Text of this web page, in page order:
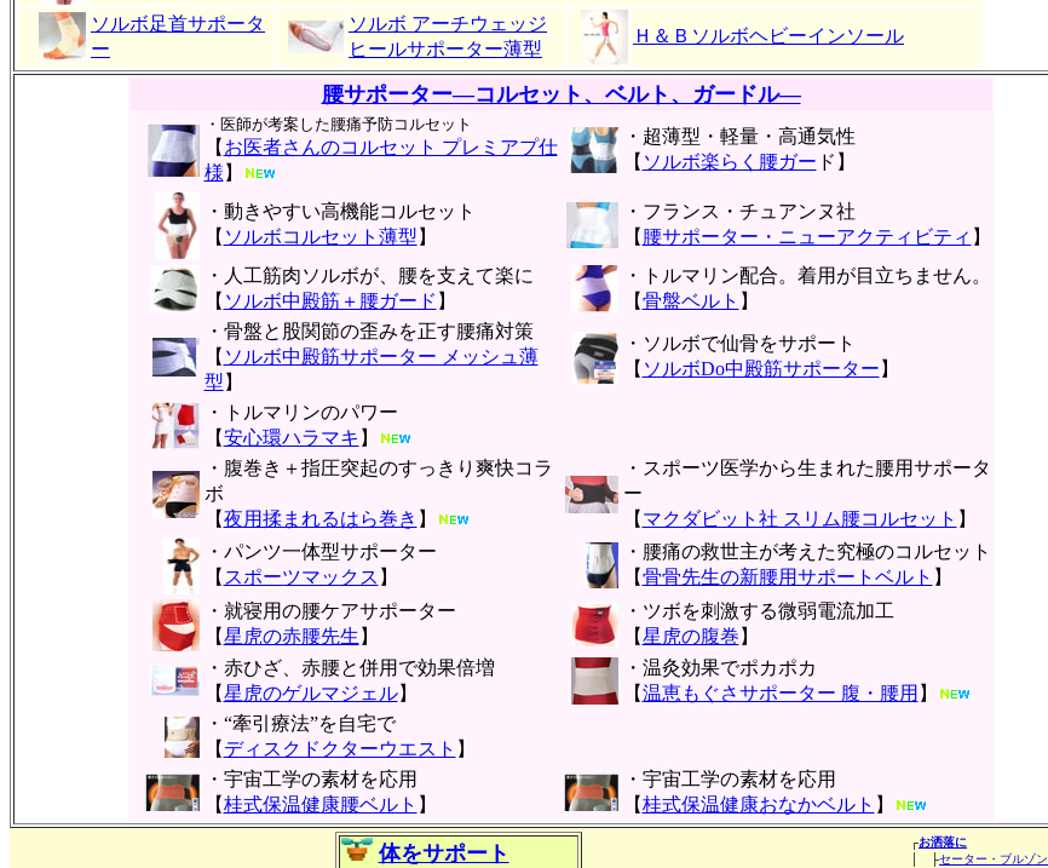
ソルボ足首サポータ
ー
ソルボ アーチウェッジ
ヒールサポーター薄型
Ｈ＆Ｂソルボヘビーインソール
腰サポーター―コルセット、ベルト、ガードル―
・医師が考案した腰痛予防コルセット
【 お医者さんのコルセット プレミアプ仕
様 】
・超薄型・軽量・高通気性
【 ソルボ楽らく腰ガー ド】
・動きやすい高機能コルセット
【 ソルボコルセット薄型 】
・フランス・チュアンヌ社
【 腰サポーター・ニューアクティビティ 】
・人工筋肉ソルボが、腰を支えて楽に
【 ソルボ中殿筋＋腰ガード 】
・トルマリン配合。着用が目立ちません。
【骨盤ベルト 】
・骨盤と股関節の歪みを正す腰痛対策
【 ソルボ中殿筋サポーター メッシュ薄
型 】
・ソルボで仙骨をサポート
【 ソルボDo中殿筋サポーター 】
・トルマリンのパワー
【安心環ハラマキ 】
・腹巻き＋指圧突起のすっきり爽快コラ
ボ
【夜用揉まれるはら巻き 】
・スポーツ医学から生まれた腰用サポータ
ー
【 マクダビット社 スリム腰コルセット 】
・パンツ一体型サポーター
【 スポーツマックス 】
・腰痛の救世主が考えた究極のコルセット
【骨骨先生の新腰用サポートベルト 】
・就寝用の腰ケアサポーター
【星虎の赤腰先生 】
・ツボを刺激する微弱電流加工
【星虎の腹巻 】
・赤ひざ、赤腰と併用で効果倍増
【星虎のゲルマジェル】
・温灸効果でポカポカ
【温恵もぐさサポーター 腹・腰用 】
・“牽引療法”を自宅で
【 ディスクドクターウエスト 】
・宇宙工学の素材を応用
【桂式保温健康腰ベルト 】
・宇宙工学の素材を応用
【桂式保温健康おなかベルト 】
体をサポート ┌お洒落に
│ ├セーター・ブルゾン